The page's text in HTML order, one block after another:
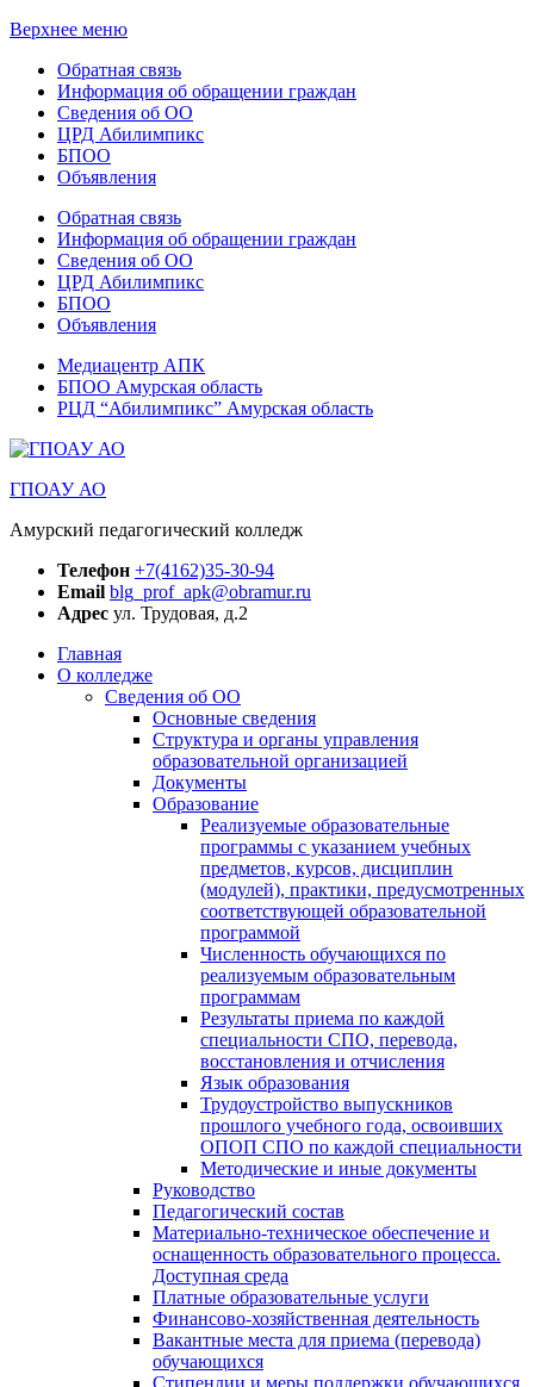
Верхнее меню
Обратная связь
Информация об обращении граждан
Сведения об ОО
ЦРД Абилимпикс
БПОО
Объявления
Обратная связь
Информация об обращении граждан
Сведения об ОО
ЦРД Абилимпикс
БПОО
Объявления
Медиацентр АПК
БПОО Амурская область
РЦД “Абилимпикс” Амурская область
ГПОАУ АО
Амурский педагогический колледж
Телефон +7(4162)35-30-94
Email blg_prof_apk@obramur.ru
Адрес ул. Трудовая, д.2
Главная
О колледже
Сведения об ОО
Основные сведения
Структура и органы управления
образовательной организацией
Документы
Образование
Реализуемые образовательные
программы с указанием учебных
предметов, курсов, дисциплин
(модулей), практики, предусмотренных
соответствующей образовательной
программой
Численность обучающихся по
реализуемым образовательным
программам
Результаты приема по каждой
специальности СПО, перевода,
восстановления и отчисления
Язык образования
Трудоустройство выпускников
прошлого учебного года, освоивших
ОПОП СПО по каждой специальности
Методические и иные документы
Руководство
Педагогический состав
Материально-техническое обеспечение и
оснащенность образовательного процесса.
Доступная среда
Платные образовательные услуги
Финансово-хозяйственная деятельность
Вакантные места для приема (перевода)
обучающихся
Стипендии и меры поддержки обучающихся